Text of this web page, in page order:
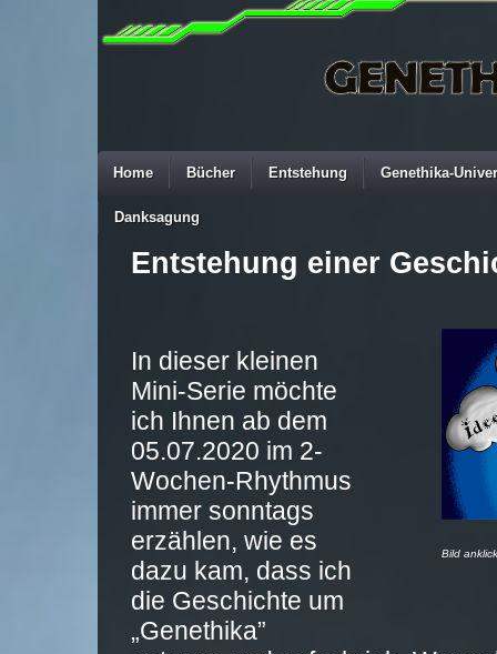
Home Bücher Entstehung Genethika-
Danksagung
Entstehung einer
Bild
In dieser kleinen
Mini-Serie möchte
ich Ihnen ab dem
05.07.2020 im 2-
Wochen-Rhythmus
immer sonntags
erzählen, wie es
dazu kam, dass ich
die Geschichte um
„Genethika”